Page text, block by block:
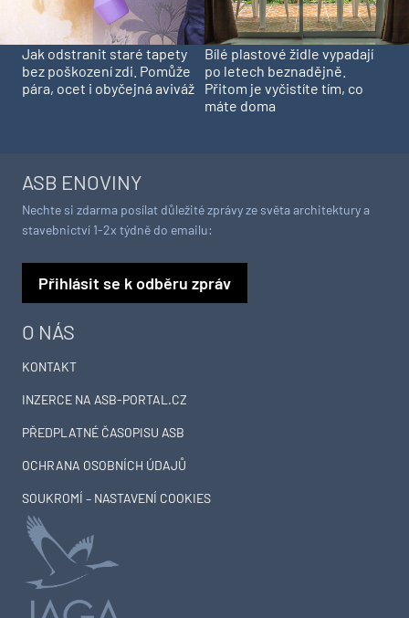
Jak odstranit staré tapety
bez poškození zdi. Pomůže
pára, ocet i obyčejná aviváž
Bílé plastové židle vypadají
po letech beznadějně.
Přitom je vyčistíte tím, co
máte doma
O NÁS
KONTAKT
INZERCE NA ASB-PORTAL.CZ
PŘEDPLATNÉ ČASOPISU ASB
OCHRANA OSOBNÍCH ÚDAJŮ
SOUKROMÍ – NASTAVENÍ COOKIES
ASB ENOVINY
Nechte si zdarma posílat důležité zprávy ze světa architektury a
stavebnictví 1-2x týdně do emailu:
Přihlásit se k odběru zpráv